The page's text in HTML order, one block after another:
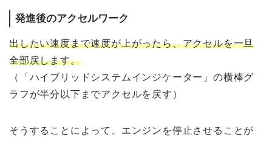
発進後のアクセルワーク
出したい速度まで速度が上がったら、アクセルを一旦
全部戻します。
（「ハイブリッドシステムインジケーター」の横棒グ
ラフが半分以下までアクセルを戻す）
そうすることによって、エンジンを停止させることが